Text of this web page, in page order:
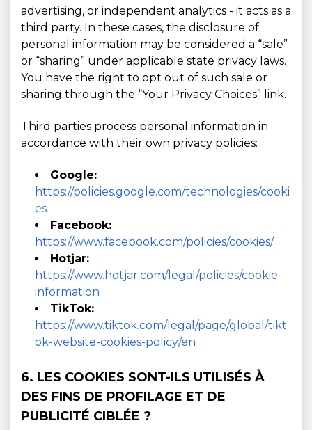
advertising, or independent analytics - it acts as a
third party. In these cases, the disclosure of
personal information may be considered a “sale”
or “sharing” under applicable state privacy laws.
You have the right to opt out of such sale or
sharing through the “Your Privacy Choices” link.
Third parties process personal information in
accordance with their own privacy policies:
Google:
https://policies.google.com/technologies/cooki
es
Facebook:
https://www.facebook.com/policies/cookies/
Hotjar:
https://www.hotjar.com/legal/policies/cookie-
information
TikTok:
https://www.tiktok.com/legal/page/global/tikt
ok-website-cookies-policy/en
6. LES COOKIES SONT-ILS UTILISÉS À
DES FINS DE PROFILAGE ET DE
PUBLICITÉ CIBLÉE ?